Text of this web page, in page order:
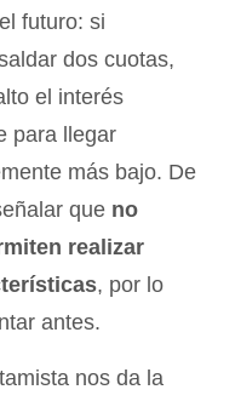
futuro: si
dos cuotas,
el interés
para llegar
más bajo. De
que no
realizar
, por lo
antes.
nos da la